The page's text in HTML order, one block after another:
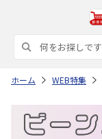
ホーム WEB特集